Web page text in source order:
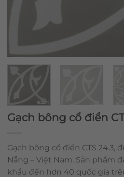
Gạch bông cổ điển
Gạch bông cổ điển CTS 24.3,
Nẵng – Việt Nam. Sản phẩm
khẩu đến hơn 40 quốc gia